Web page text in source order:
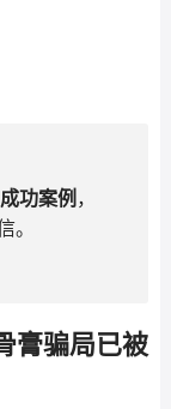
功案例 ，
膏骗局已被